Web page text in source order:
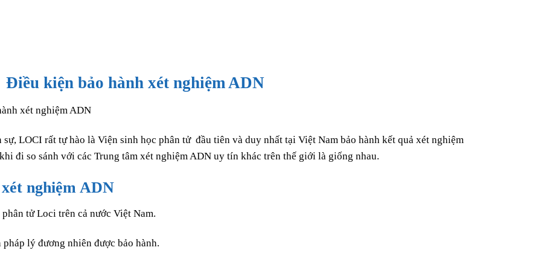
Điều kiện bảo hành xét nghiệm ADN
LOCI rất tự hào là Viện sinh học phân tử đầu tiên và duy nhất tại Việt Nam bảo hành kết quả xét nghiệm
đi so sánh với các Trung tâm xét nghiệm ADN uy tín khác trên thế giới là giống nhau.
nghiệm ADN
tử Loci trên cả nước Việt Nam.
lý đương nhiên được bảo hành.